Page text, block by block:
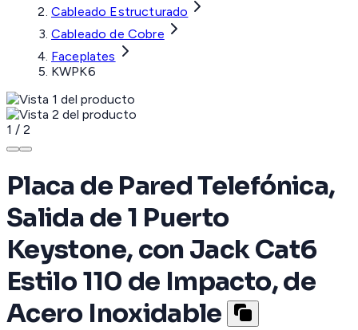
Cableado Estructurado
Cableado de Cobre
Faceplates
KWPK6
1 / 2
Placa de Pared Telefónica,
Salida de 1 Puerto
Keystone, con Jack Cat6
Estilo 110 de Impacto, de
Acero Inoxidable